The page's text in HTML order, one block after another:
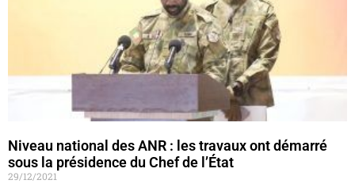
Niveau national des ANR : les travaux ont démarré
sous la présidence du Chef de l’État
29/12/2021